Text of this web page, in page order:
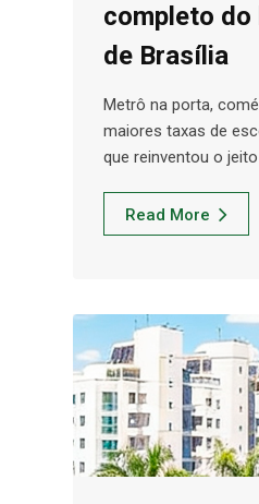
completo do
de Brasília
Metrô na porta,
maiores taxas de
que reinventou o
Read More